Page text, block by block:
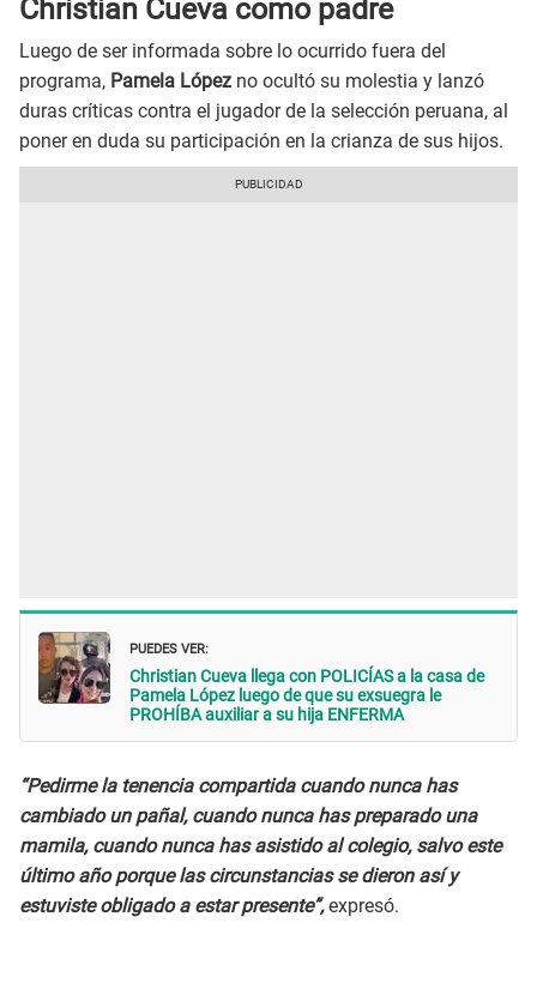
Christian Cueva como padre
Luego de ser informada sobre lo ocurrido fuera del
programa, Pamela López no ocultó su molestia y lanzó
duras críticas contra el jugador de la selección peruana, al
poner en duda su participación en la crianza de sus hijos.
PUEDES VER:
Christian Cueva llega con POLICÍAS a la casa de
Pamela López luego de que su exsuegra le
PROHÍBA auxiliar a su hija ENFERMA
“Pedirme la tenencia compartida cuando nunca has
cambiado un pañal, cuando nunca has preparado una
mamila, cuando nunca has asistido al colegio, salvo este
último año porque las circunstancias se dieron así y
estuviste obligado a estar presente”,expresó.